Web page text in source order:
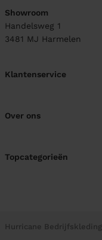
Showroom
Handelsweg 1
3481 MJ Harmelen
Klantenservice
Over ons
Topcategorieën
Hurricane Bedrijfskleding